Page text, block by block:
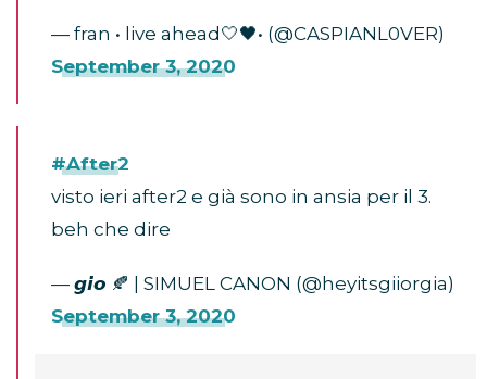
— fran • live ahead🤍🖤• (@CASPIANL0VER)
September 3, 2020
#After2
visto ieri after2 e già sono in ansia per il 3.
beh che dire
— 𝙜𝙞𝙤 🍂 | SIMUEL CANON (@heyitsgiiorgia)
September 3, 2020